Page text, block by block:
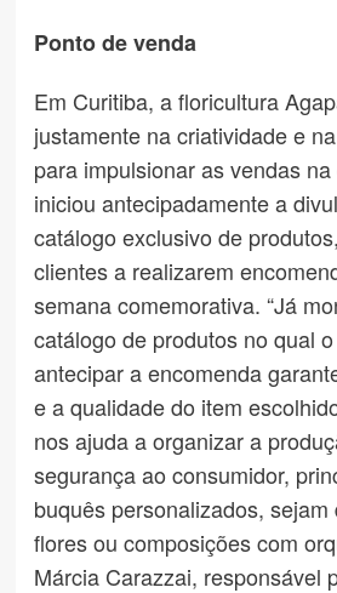
Ponto de venda
Em Curitiba, a floricultura
justamente na criatividade e
para impulsionar as vendas
iniciou antecipadamente a
catálogo exclusivo de
clientes a realizarem
semana comemorativa. “Já
catálogo de produtos no qual
antecipar a encomenda
e a qualidade do item
nos ajuda a organizar a
segurança ao consumidor,
buquês personalizados,
flores ou composições com
Márcia Carazzai, responsável